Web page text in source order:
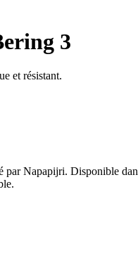
3
et résistant.
Napapijri. Disponible